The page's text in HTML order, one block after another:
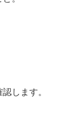
します。